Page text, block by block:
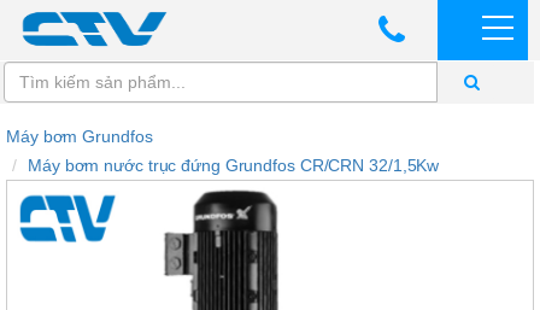
Máy bơm Grundfos
Máy bơm nước trục đứng Grundfos CR/CRN 32/1,5Kw